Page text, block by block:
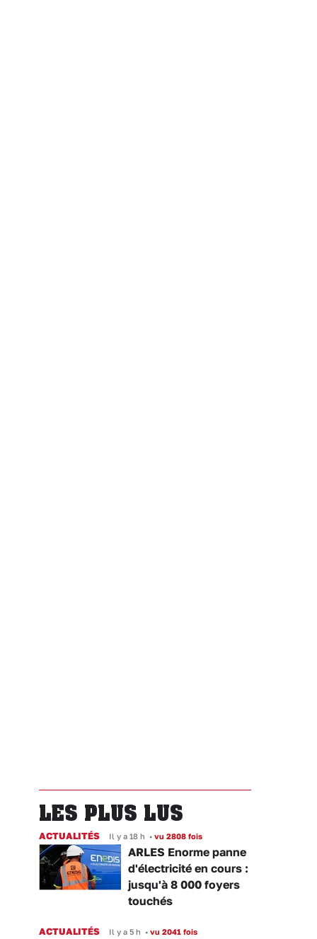
LES PLUS LUS
ACTUALITÉS Il y a 18 h • vu 2808 fois
ARLES Enorme panne
d'électricité en cours :
jusqu'à 8 000 foyers
touchés
ACTUALITÉS Il y a 5 h • vu 2041 fois